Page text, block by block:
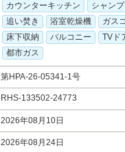
カウンターキッチン
シャン
追い焚き
浴室乾燥機 ガス
床下収納
バルコニー TVド
都市ガス
第HPA-26-05341-1号
RHS-133502-24773
2026年08月10日
2026年08月24日